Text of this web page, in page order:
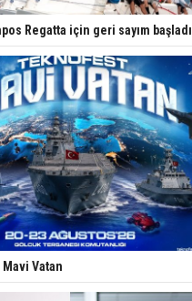
Regatta için geri sayım başladı
Mavi Vatan